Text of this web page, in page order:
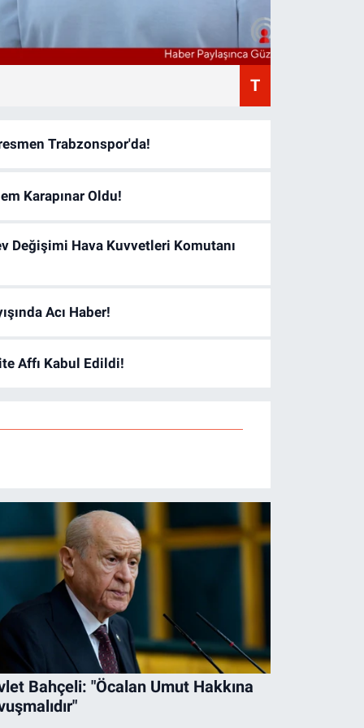
T
Trabzonspor'da!
Karapınar Oldu!
Değişimi Hava Kuvvetleri Komutanı
Acı Haber!
Affı Kabul Edildi!
Bahçeli: "Öcalan Umut Hakkına